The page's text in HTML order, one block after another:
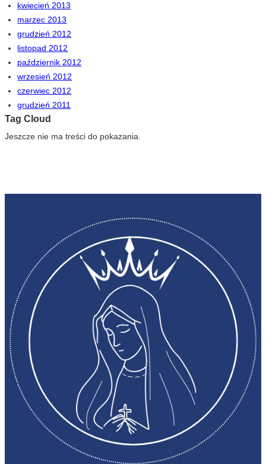
kwiecień 2013
marzec 2013
grudzień 2012
listopad 2012
październik 2012
wrzesień 2012
czerwiec 2012
grudzień 2011
Tag Cloud
Jeszcze nie ma treści do pokazania.